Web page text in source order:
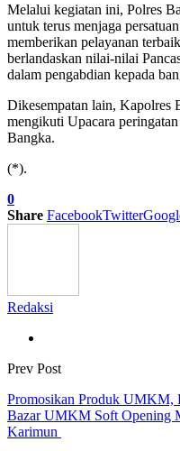
Melalui kegiatan ini, Polres
untuk terus menjaga
memberikan pelayanan
berlandaskan nilai-nilai
dalam pengabdian kepada
Dikesempatan lain, Kapolres
mengikuti Upacara
Bangka.
(*).
0
Share FacebookTwitter
Redaksi
Prev Post
Promosikan Produk
Bazar UMKM Soft Opening
Karimun